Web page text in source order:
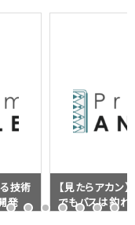
技術
発
【見たらアカン
でもバスは釣れ
た動画